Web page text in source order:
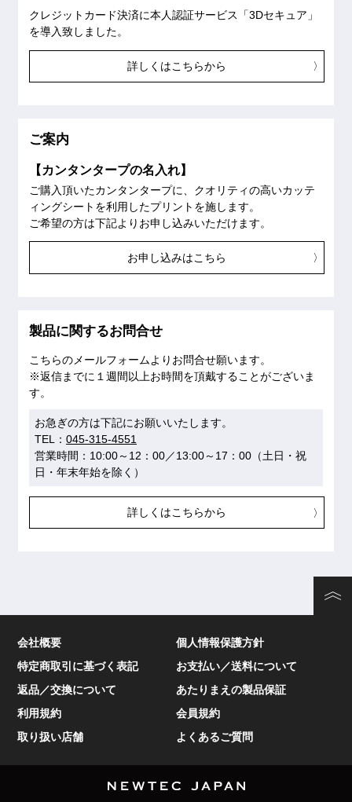
クレジットカード決済に本人認証サービス「3Dセキュア」
を導入致しました。
詳しくはこちらから
ご案内
【カンタンタープの名入れ】
ご購入頂いたカンタンタープに、クオリティの高いカッテ
ィングシートを利用したプリントを施します。
ご希望の方は下記よりお申し込みいただけます。
お申し込みはこちら
製品に関するお問合せ
こちらのメールフォームよりお問合せ願います。
※返信までに１週間以上お時間を頂戴することがございま
す。
お急ぎの方は下記にお願いいたします。
TEL： 045-315-4551
営業時間：10:00～12：00／13:00～17：00（土日・祝
日・年末年始を除く）
詳しくはこちらから
会社概要
個人情報保護方針
特定商取引に基づく表記
お支払い／送料について
返品／交換について
あたりまえの製品保証
利用規約
会員規約
取り扱い店舗
よくあるご質問